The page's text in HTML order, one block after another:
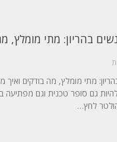
בהריון: מתי מומלץ,
מתי מומלץ, מה בודקים ואיך
גם סופר טכנית וגם מפתיעה
לחץ…